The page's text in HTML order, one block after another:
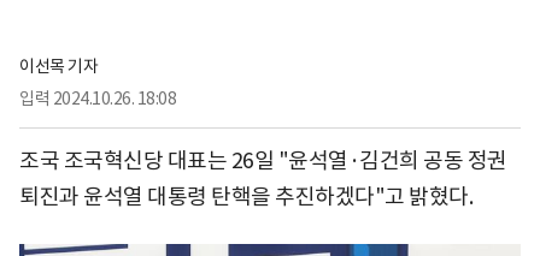
이선목 기자
입력 2024.10.26. 18:08
조국 조국혁신당 대표는 26일 "윤석열·김건희 공동 정권
퇴진과 윤석열 대통령 탄핵을 추진하겠다"고 밝혔다.